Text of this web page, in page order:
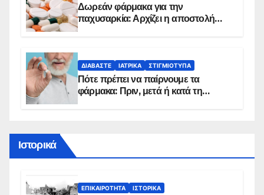
Δωρεάν φάρμακα για την
παχυσαρκία: Αρχίζει η αποστολή
ΔΙΑΒΆΣΤΕ ΙΑΤΡΙΚΆ ΣΤΙΓΜΙΌΤΥΠΑ
Πότε πρέπει να παίρνουμε τα
φάρμακα: Πριν, μετά ή κατά τη
Ιστορικά
ΕΠΙΚΑΙΡΌΤΗΤΑ ΙΣΤΟΡΙΚΆ